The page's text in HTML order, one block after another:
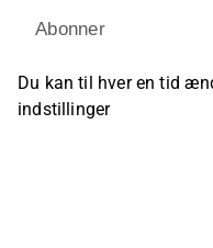
Abonner
Du kan til hver en tid
indstillinger